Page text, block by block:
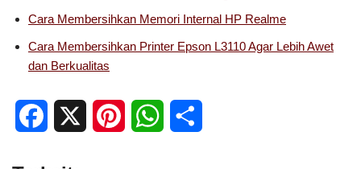
Cara Membersihkan Memori Internal HP Realme
Cara Membersihkan Printer Epson L3110 Agar Lebih Awet
dan Berkualitas